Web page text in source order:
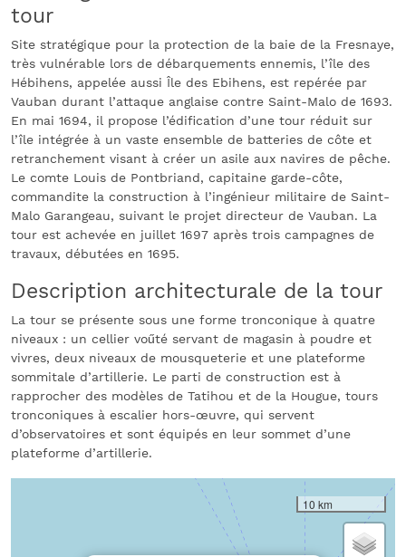
tour
Site stratégique pour la protection de la baie de la Fresnaye,
très vulnérable lors de débarquements ennemis, l’île des
Hébihens, appelée aussi Île des Ebihens, est repérée par
Vauban durant l’attaque anglaise contre Saint-Malo de 1693.
En mai 1694, il propose l’édification d’une tour réduit sur
l’île intégrée à un vaste ensemble de batteries de côte et
retranchement visant à créer un asile aux navires de pêche.
Le comte Louis de Pontbriand, capitaine garde-côte,
commandite la construction à l’ingénieur militaire de Saint-
Malo Garangeau, suivant le projet directeur de Vauban. La
tour est achevée en juillet 1697 après trois campagnes de
travaux, débutées en 1695.
Description architecturale de la tour
La tour se présente sous une forme tronconique à quatre
niveaux : un cellier voűté servant de magasin à poudre et
vivres, deux niveaux de mousqueterie et une plateforme
sommitale d’artillerie. Le parti de construction est à
rapprocher des modèles de Tatihou et de la Hougue, tours
tronconiques à escalier hors-œuvre, qui servent
d’observatoires et sont équipés en leur sommet d’une
plateforme d’artillerie.
10 km